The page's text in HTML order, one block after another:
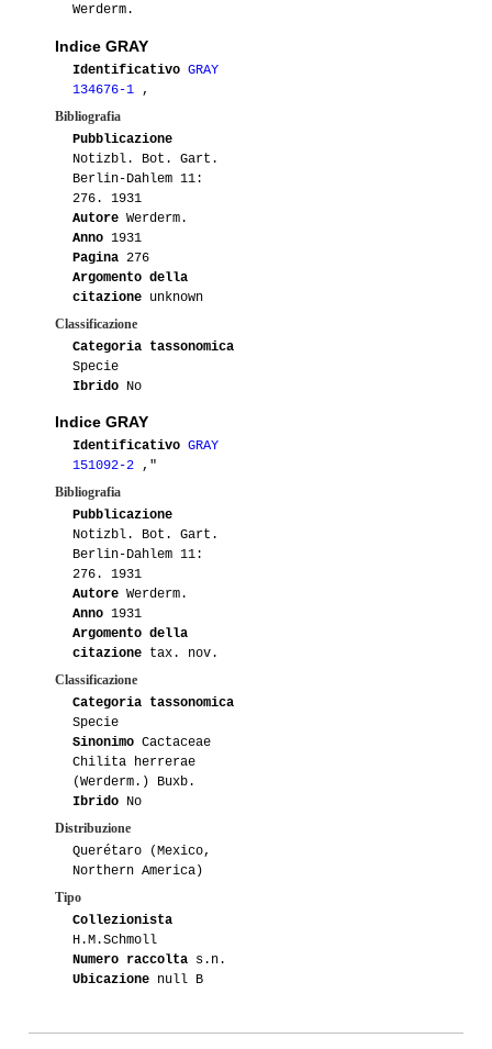
06-2014 Stefy
05-2014
04-2014 Groucho
03-2013 Bongo88
05-2012 Gianna
05-2011 Luca
06-2009 Antonietta
02-2009
02-2009 Abounzy
Werderm.
Indice GRAY
Identificativo GRAY
134676-1 ,
Bibliografia
Pubblicazione
Notizbl. Bot. Gart.
Berlin-Dahlem 11:
276. 1931
Autore Werderm.
Anno 1931
Pagina 276
Argomento della
citazione unknown
Classificazione
Categoria tassonomica
Specie
Ibrido No
Indice GRAY
Identificativo GRAY
151092-2 ,"
Bibliografia
Pubblicazione
Notizbl. Bot. Gart.
Berlin-Dahlem 11:
276. 1931
Autore Werderm.
Anno 1931
Argomento della
citazione tax. nov.
Classificazione
Categoria tassonomica
Specie
Sinonimo Cactaceae
Chilita herrerae
(Werderm.) Buxb.
Ibrido No
Distribuzione
Querétaro (Mexico,
Northern America)
Tipo
Collezionista
H.M.Schmoll
Numero raccolta s.n.
Ubicazione null B